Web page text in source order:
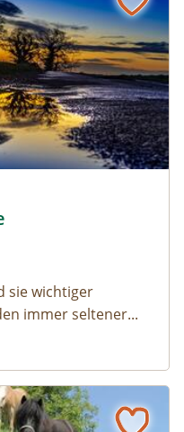
sie wichtiger
immer seltener...